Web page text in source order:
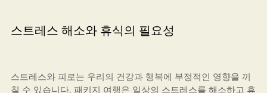
스트레스 해소와 휴식의 필요성
스트레스와 피로는 우리의 건강과 행복에 부정적인 영향을 끼
칠 수 있습니다. 패키지 여행은 일상의 스트레스를 해소하고 휴